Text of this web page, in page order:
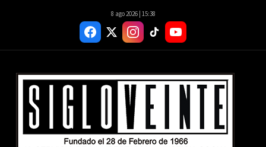
8 ago 2026 | 15:38